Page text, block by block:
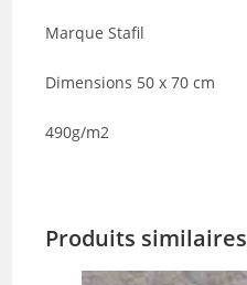
Marque Stafil
Dimensions 50 x 70 cm
490g/m2
Produits similaires